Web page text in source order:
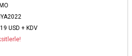
USD + KDV